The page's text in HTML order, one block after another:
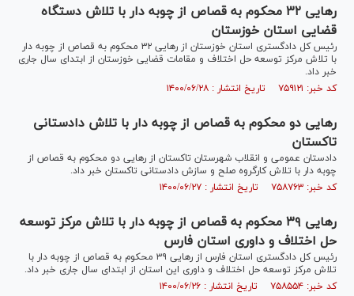
رهایی ۳۲ محکوم به قصاص از چوبه دار با تلاش دستگاه
قضایی استان خوزستان
رئیس کل دادگستری استان خوزستان از رهایی ۳۲ محکوم به قصاص از چوبه دار
با تلاش مرکز توسعه حل اختلاف و مقامات قضایی خوزستان از ابتدای سال جاری
خبر داد.
کد خبر: ۷۵۹۱۲۱ تاریخ انتشار : ۱۴۰۰/۰۶/۲۸
رهایی دو محکوم به قصاص از چوبه دار با تلاش دادستانی
تاکستان
دادستان عمومی و انقلاب شهرستان تاکستان از رهایی دو محکوم به قصاص از
چوبه دار با تلاش کارگروه صلح و سازش دادستانی تاکستان خبر داد.
کد خبر: ۷۵۸۷۶۳ تاریخ انتشار : ۱۴۰۰/۰۶/۲۷
رهایی ۳۹ محکوم به قصاص از چوبه دار با تلاش مرکز توسعه
حل اختلاف و داوری استان فارس
رئیس کل دادگستری استان فارس از رهایی ۳۹ محکوم به قصاص از چوبه دار با
تلاش مرکز توسعه حل اختلاف و داوری این استان از ابتدای سال جاری خبر داد.
کد خبر: ۷۵۸۵۵۴ تاریخ انتشار : ۱۴۰۰/۰۶/۲۶